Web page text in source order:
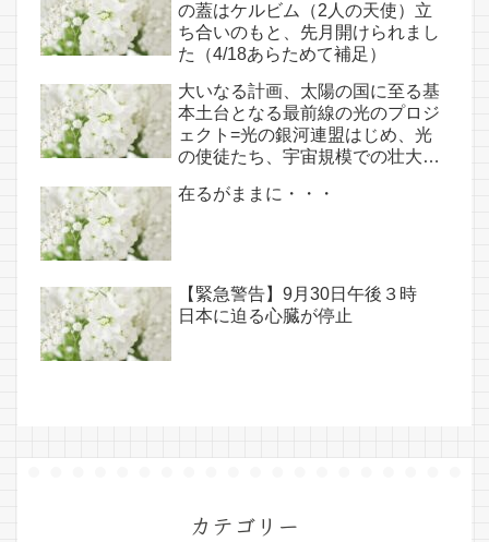
の蓋はケルビム（2人の天使）立
ち合いのもと、先月開けられまし
た（4/18あらためて補足）
大いなる計画、太陽の国に至る基
本土台となる最前線の光のプロジ
ェクト=光の銀河連盟はじめ、光
の使徒たち、宇宙規模での壮大な
(6/26・28追記あり）
在るがままに・・・
【緊急警告】9月30日午後３時
日本に迫る心臓が停止
カテゴリー